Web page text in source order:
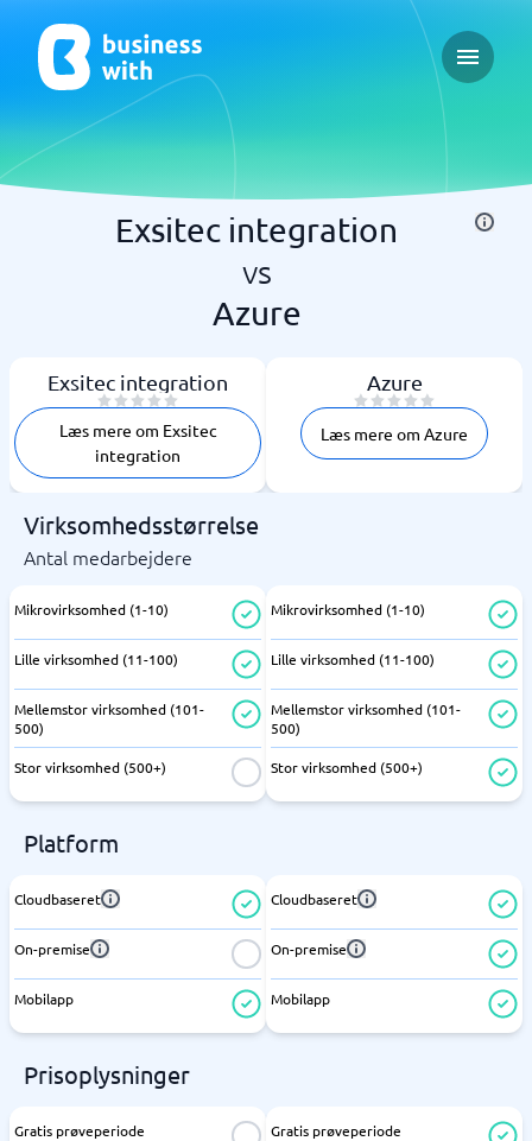
Open
Exsitec integration
vs
Azure
Exsitec integration
Læs mere om Exsitec
integration
Azure
Læs mere om Azure
Virksomhedsstørrelse
Antal medarbejdere
Mikrovirksomhed (1-10)
Lille virksomhed (11-100)
Mellemstor virksomhed (101-
500)
Stor virksomhed (500+)
Mikrovirksomhed (1-10)
Lille virksomhed (11-100)
Mellemstor virksomhed (101-
500)
Stor virksomhed (500+)
Platform
Cloudbaseret
On-premise
Mobilapp
Cloudbaseret
On-premise
Mobilapp
Prisoplysninger
Gratis prøveperiode Gratis prøveperiode